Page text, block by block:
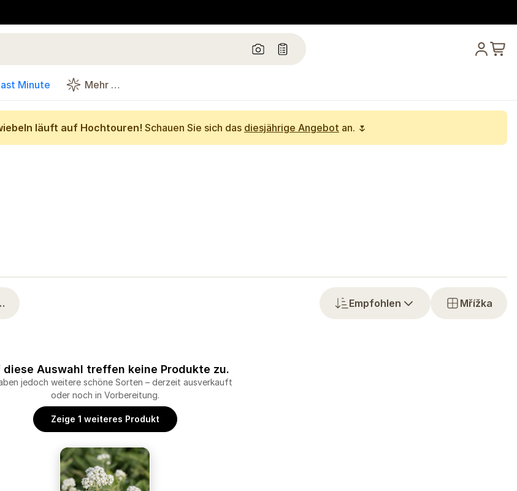
Minute Mehr …
läuft auf Hochtouren! Schauen Sie sich das diesjährige Angebot an. 🌷
Empfohlen Mřížka
diese Auswahl treffen keine Produkte zu.
jedoch weitere schöne Sorten – derzeit ausverkauft
oder noch in Vorbereitung.
Zeige 1 weiteres Produkt